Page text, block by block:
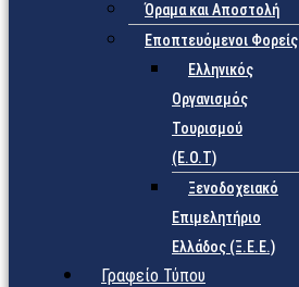
Όραμα και Αποστολή
Εποπτευόμενοι Φορείς
Eλληνικός
Οργανισμός
Τουρισμού
(Ε.Ο.Τ)
Ξενοδοχειακό
Επιμελητήριο
Ελλάδος (Ξ.Ε.Ε.)
Γραφείο Τύπου